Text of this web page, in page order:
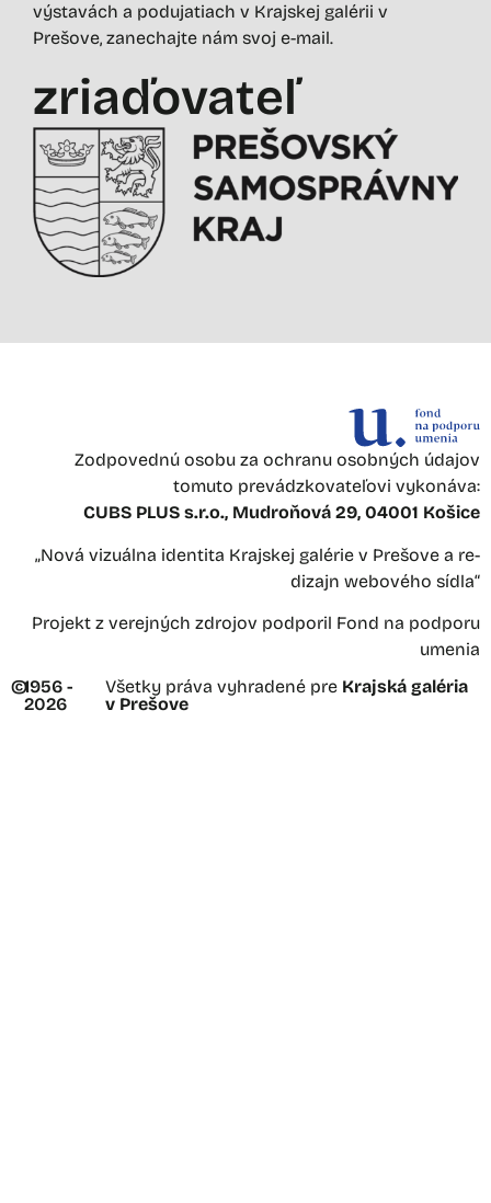
výstavách a podujatiach v Krajskej galérii v
Prešove, zanechajte nám svoj e-mail.
zriaďovateľ
Zodpovednú osobu za ochranu osobných údajov
tomuto prevádzkovateľovi vykonáva:
CUBS PLUS s.r.o., Mudroňová 29, 04001 Košice
„Nová vizuálna identita Krajskej galérie v Prešove a re-
dizajn webového sídla“
Projekt z verejných zdrojov podporil Fond na podporu
umenia
©1956 -
2026
Všetky práva vyhradené pre Krajská galéria
v Prešove